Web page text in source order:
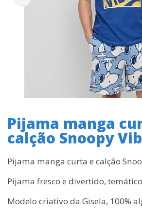
Pijama manga
calção Snoopy
Pijama manga curta e calção
Pijama fresco e divertido,
Modelo criativo da Gisela, 100%